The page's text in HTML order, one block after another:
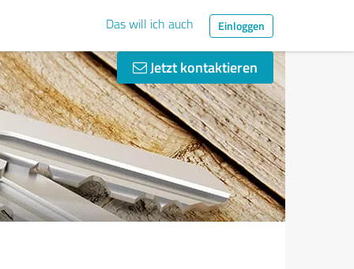
Das will ich auch Einloggen
Jetzt kontaktieren